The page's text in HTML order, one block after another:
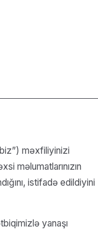
məxfiliyinizi
məlumatlarınızın
istifadə edildiyini
yanaşı